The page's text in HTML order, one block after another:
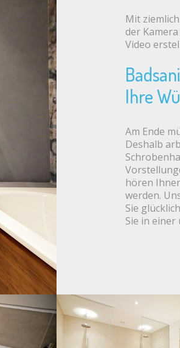
Mit
der
Video
Ihre
Am Ende
Deshalb
hören
werden.
Sie
Sie in